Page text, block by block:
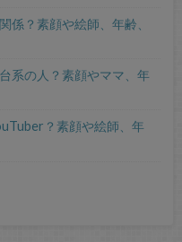
係？素顔や絵師、年齢、
系の人？素顔やママ、年
？素顔や絵師、年